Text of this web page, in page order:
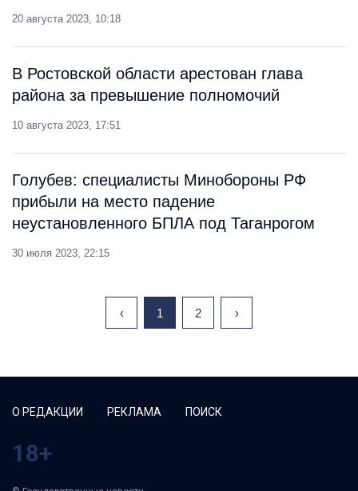
20 августа 2023, 10:18
В Ростовской области арестован глава
района за превышение полномочий
10 августа 2023, 17:51
Голубев: специалисты Минобороны РФ
прибыли на место падение
неустановленного БПЛА под Таганрогом
30 июля 2023, 22:15
‹ 1 2 ›
О РЕДАКЦИИ РЕКЛАМА ПОИСК
18+